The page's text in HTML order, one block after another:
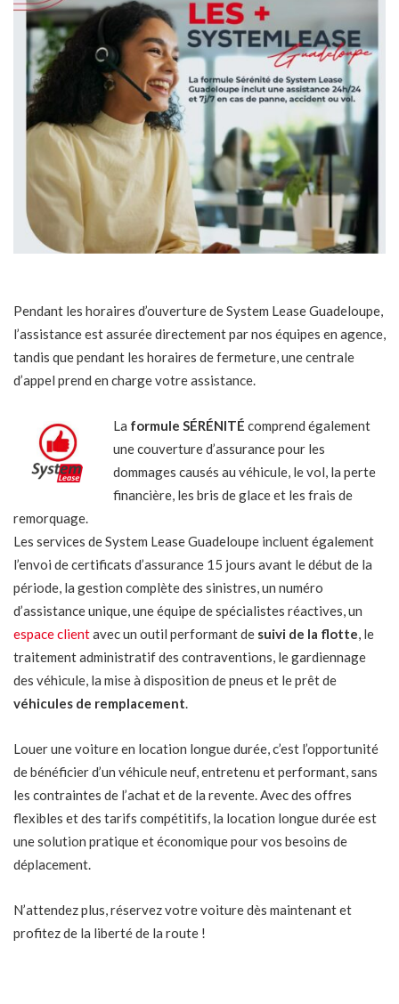
Pendant les horaires d’ouverture de System Lease Guadeloupe,
l’assistance est assurée directement par nos équipes en agence,
tandis que pendant les horaires de fermeture, une centrale
d’appel prend en charge votre assistance.
La formule SÉRÉNITÉ comprend également
une couverture d’assurance pour les
dommages causés au véhicule, le vol, la perte
financière, les bris de glace et les frais de
remorquage.
Les services de System Lease Guadeloupe incluent également
l’envoi de certificats d’assurance 15 jours avant le début de la
période, la gestion complète des sinistres, un numéro
d’assistance unique, une équipe de spécialistes réactives, un
espace clientavec un outil performant de suivi de la flotte, le
traitement administratif des contraventions, le gardiennage
des véhicule, la mise à disposition de pneus et le prêt de
véhicules de remplacement.
Louer une voiture en location longue durée, c’est l’opportunité
de bénéficier d’un véhicule neuf, entretenu et performant, sans
les contraintes de l’achat et de la revente. Avec des offres
flexibles et des tarifs compétitifs, la location longue durée est
une solution pratique et économique pour vos besoins de
déplacement.
N’attendez plus, réservez votre voiture dès maintenant et
profitez de la liberté de la route !